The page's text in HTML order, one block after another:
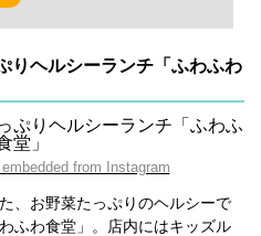
りヘルシーランチ「ふわふわ
from Instagram
、お野菜たっぷりのヘルシーで
ふわ食堂」。店内にはキッズル